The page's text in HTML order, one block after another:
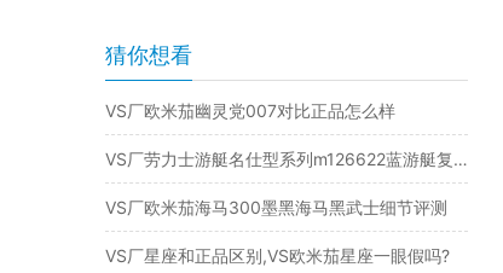
猜你想看
VS厂欧米茄幽灵党007对比正品怎么样
VS厂劳力士游艇名仕型系列m126622蓝游艇复刻表是否值得入手-VS手表怎么样
VS厂欧米茄海马300墨黑海马黑武士细节评测
VS厂星座和正品区别,VS欧米茄星座一眼假吗?